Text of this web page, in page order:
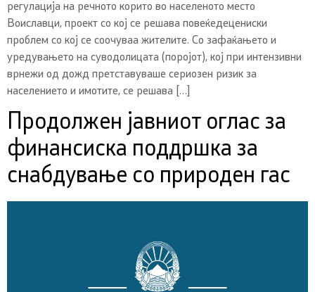
регулација на речното корито во населеното место
Воиславци, проект со кој се решава повеќедецениски
проблем со кој се соочуваа жителите. Со зафаќањето и
уредувањето на суводолицата (поројот), кој при интензивни
врнежи од дожд претставуваше сериозен ризик за
населението и имотите, се решава […]
Продолжен јавниот оглас за
финансиска поддршка за
снабдување со природен гас